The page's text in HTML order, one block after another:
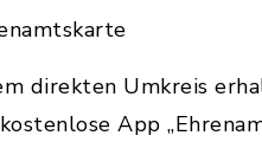
direkten Umkreis
App